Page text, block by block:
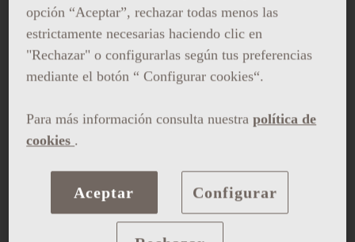
Disfruta de sesiones de música con DJ al aire
libre en nuestra terraza, La Terraza del
Central, donde podrás contemplar unas
vistas maravillosas de la ciudad y vivir una
Viernes, Sábado y Domingo a partir del 25 de
opción “Aceptar”, rechazar todas menos las
estrictamente necesarias haciendo clic en
"Rechazar" o configurarlas según tus preferencias
mediante el botón “ Configurar cookies“.
Para más información consulta nuestra política de
cookies .
Aceptar Configurar